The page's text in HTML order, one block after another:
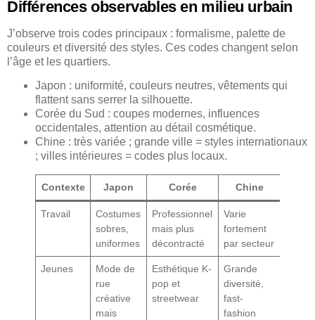
Différences observables en milieu urbain
J’observe trois codes principaux : formalisme, palette de
couleurs et diversité des styles. Ces codes changent selon
l’âge et les quartiers.
Japon : uniformité, couleurs neutres, vêtements qui
flattent sans serrer la silhouette.
Corée du Sud : coupes modernes, influences
occidentales, attention au détail cosmétique.
Chine : très variée ; grande ville = styles internationaux
; villes intérieures = codes plus locaux.
Contexte Japon Corée Chine
Travail
Costumes
sobres,
uniformes
Professionnel
mais plus
décontracté
Varie
fortement
par secteur
Jeunes
Mode de
rue
créative
mais
Esthétique K-
pop et
streetwear
Grande
diversité,
fast-
fashion